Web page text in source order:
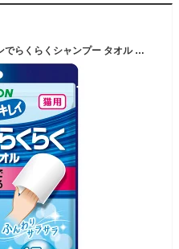
ライオンペット ペットキレイ ミトンでらくらくシャンプー タオル 猫用 15枚 [ペット ふきとりタオル ボディタオル ねこ ネコ 厚手シート]